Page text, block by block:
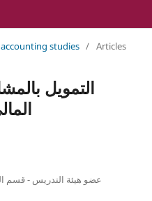
accounting studies / Articles
التمويل
عضو هيئة التدريس - قسم